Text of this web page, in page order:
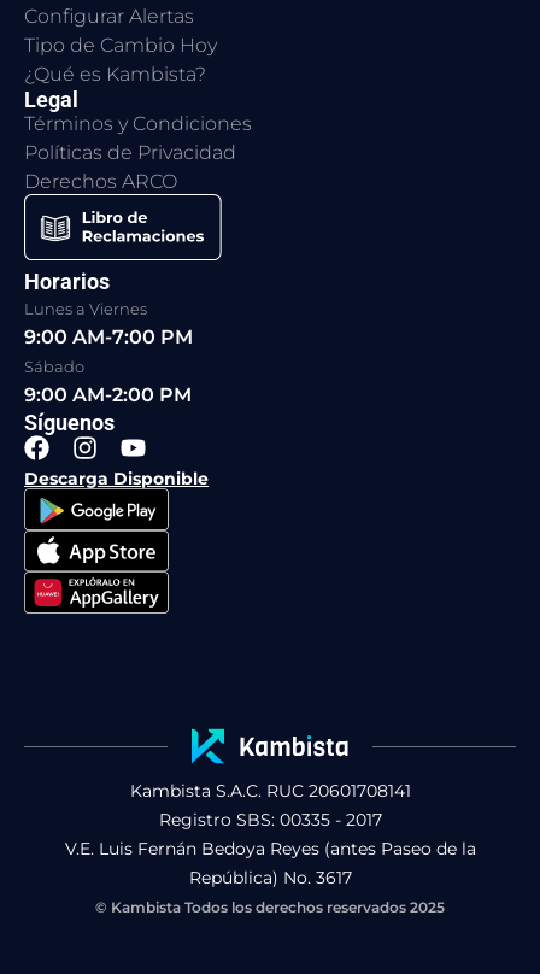
Configurar Alertas
Tipo de Cambio Hoy
¿Qué es Kambista?
Legal
Términos y Condiciones
Políticas de Privacidad
Derechos ARCO
Horarios
Lunes a Viernes
9:00 AM-7:00 PM
Sábado
9:00 AM-2:00 PM
Síguenos
F
a
c
e
b
o
o
k
I
n
s
t
a
g
r
a
Y
o
u
t
u
b
e
Descarga Disponible
Kambista S.A.C. RUC 20601708141
Registro SBS: 00335 - 2017
V.E. Luis Fernán Bedoya Reyes (antes Paseo de la
República) No. 3617
© Kambista Todos los derechos reservados 2025